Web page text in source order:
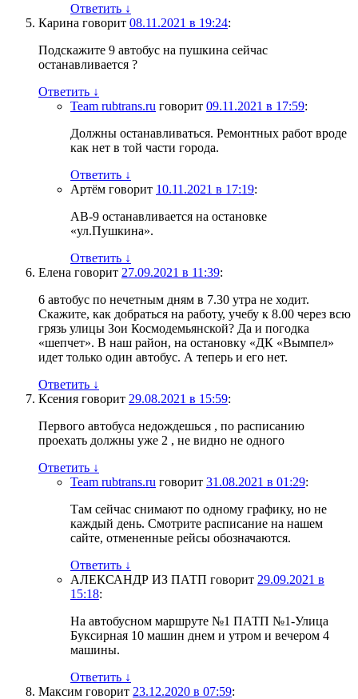
Ответить ↓
Карина говорит 08.11.2021 в 19:24:
Подскажите 9 автобус на пушкина сейчас
останавливается ?
Ответить ↓
Team rubtrans.ru говорит 09.11.2021 в 17:59:
Должны останавливаться. Ремонтных работ вроде
как нет в той части города.
Ответить ↓
Артём говорит 10.11.2021 в 17:19:
АВ-9 останавливается на остановке
«ул.Пушкина».
Ответить ↓
Елена говорит 27.09.2021 в 11:39:
6 автобус по нечетным дням в 7.30 утра не ходит.
Скажите, как добраться на работу, учебу к 8.00 через всю
грязь улицы Зои Космодемьянской? Да и погодка
«шепчет». В наш район, на остановку «ДК «Вымпел»
идет только один автобус. А теперь и его нет.
Ответить ↓
Ксения говорит 29.08.2021 в 15:59:
Первого автобуса недождешься , по расписанию
проехать должны уже 2 , не видно не одного
Ответить ↓
Team rubtrans.ru говорит 31.08.2021 в 01:29:
Там сейчас снимают по одному графику, но не
каждый день. Смотрите расписание на нашем
сайте, отмененные рейсы обозначаются.
Ответить ↓
АЛЕКСАНДР ИЗ ПАТП говорит 29.09.2021 в
15:18:
На автобусном маршруте №1 ПАТП №1-Улица
Буксирная 10 машин днем и утром и вечером 4
машины.
Ответить ↓
Максим говорит 23.12.2020 в 07:59: